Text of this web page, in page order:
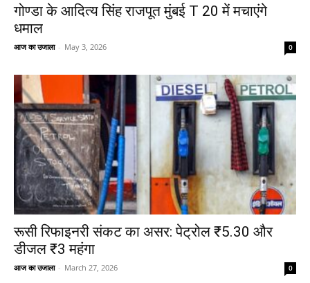
गोण्डा के आदित्य सिंह राजपूत मुंबई T 20 में मचाएंगे
धमाल
आज का उजाला - May 3, 2026 0
रूसी रिफाइनरी संकट का असर: पेट्रोल ₹5.30 और
डीजल ₹3 महंगा
आज का उजाला - March 27, 2026 0